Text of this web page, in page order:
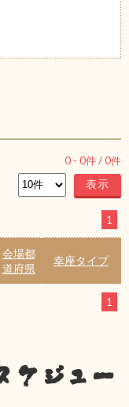
0 - 0件 /0件
1
会場都
道府県
幸座タイプ
1
ケジュー